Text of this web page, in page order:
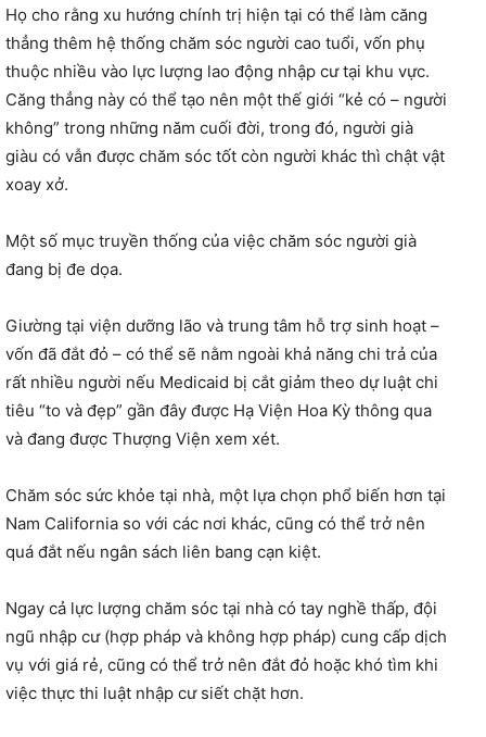
Họ cho rằng xu hướng chính trị hiện tại có thể làm căng
thẳng thêm hệ thống chăm sóc người cao tuổi, vốn phụ
thuộc nhiều vào lực lượng lao động nhập cư tại khu vực.
Căng thẳng này có thể tạo nên một thế giới “kẻ có – người
không” trong những năm cuối đời, trong đó, người già
giàu có vẫn được chăm sóc tốt còn người khác thì chật vật
xoay xở.
Một số mục truyền thống của việc chăm sóc người già
đang bị đe dọa.
Giường tại viện dưỡng lão và trung tâm hỗ trợ sinh hoạt –
vốn đã đắt đỏ – có thể sẽ nằm ngoài khả năng chi trả của
rất nhiều người nếu Medicaid bị cắt giảm theo dự luật chi
tiêu “to và đẹp” gần đây được Hạ Viện Hoa Kỳ thông qua
và đang được Thượng Viện xem xét.
Chăm sóc sức khỏe tại nhà, một lựa chọn phổ biến hơn tại
Nam California so với các nơi khác, cũng có thể trở nên
quá đắt nếu ngân sách liên bang cạn kiệt.
Ngay cả lực lượng chăm sóc tại nhà có tay nghề thấp, đội
ngũ nhập cư (hợp pháp và không hợp pháp) cung cấp dịch
vụ với giá rẻ, cũng có thể trở nên đắt đỏ hoặc khó tìm khi
việc thực thi luật nhập cư siết chặt hơn.